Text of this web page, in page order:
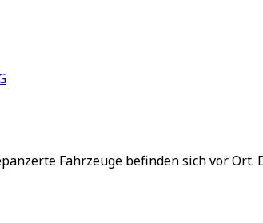
Fahrzeuge befinden sich vor Ort.